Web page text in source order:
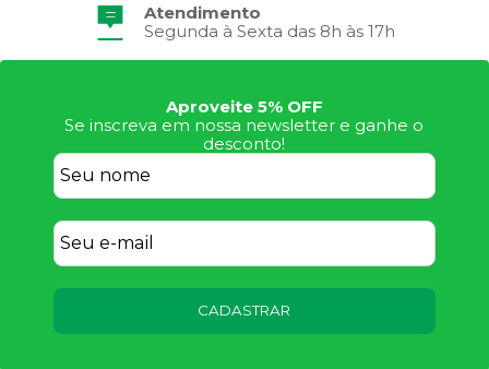
Atendimento
Segunda à Sexta das 8h às 17h
Aproveite 5% OFF
Se inscreva em nossa newsletter e ganhe o
desconto!
CADASTRAR